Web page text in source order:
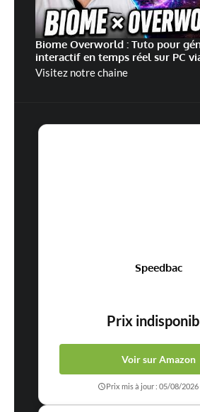
Biome Overworld : Tuto pour
interactif en temps réel sur PC
Visitez notre chaine
Speedbac
Prix
Voir sur Amazon
Prix mis à jour : 05/08/2026